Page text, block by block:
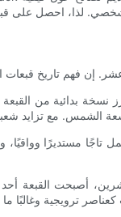
نسخة بدائية من
تاجًا مستديرًا
أصبحت القبعة أحد